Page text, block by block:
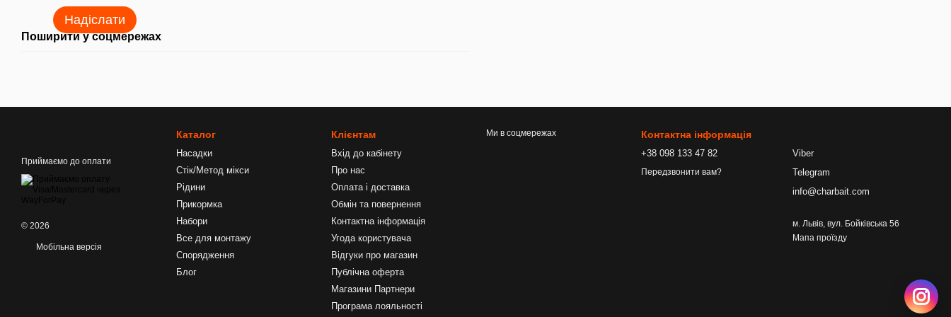
Надіслати
Поширити у соцмережах
Приймаємо до оплати
© 2026
Мобільна версія
Каталог
Насадки
Стік/Метод мікси
Рідини
Прикормка
Набори
Все для монтажу
Спорядження
Блог
Клієнтам
Вхід до кабінету
Про нас
Оплата і доставка
Обмін та повернення
Контактна інформація
Угода користувача
Відгуки про магазин
Публічна оферта
Магазини Партнери
Програма лояльності
Ми в соцмережах Контактна інформація
+38 098 133 47 82
Передзвонити вам?
Viber
Telegram
info@charbait.com
м. Львів, вул. Бойківська 56
Мапа проїзду